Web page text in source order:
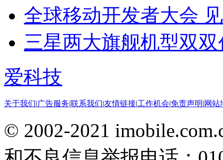
全球移动开发者大会
三星两大旗舰机型双
爱科技
关于我们|广告服务|联系我们|友情链接|工作机会|免责声明|网站
© 2002-2021